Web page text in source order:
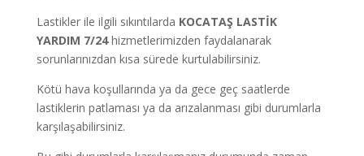
Lastikler ile ilgili sıkıntılarda KOCATAŞ LASTİK
YARDIM 7/24hizmetlerimizden faydalanarak
sorunlarınızdan kısa sürede kurtulabilirsiniz.
Kötü hava koşullarında ya da gece geç saatlerde
lastiklerin patlaması ya da arızalanması gibi durumlarla
karşılaşabilirsiniz.